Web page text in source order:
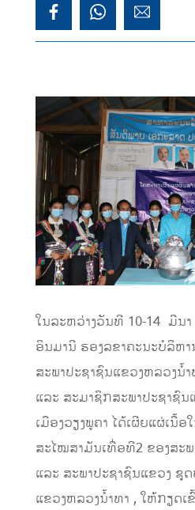
ໃນລະຫວ່າງວັນທີ 10-14 ມີນາ
ອິນມານີ ຮອງລຂາຄະນະບໍລິຫ
ສະພາປະຊາຊົນແຂວງຫລວງນໍ້
ແລະ ສະມາຊິກສະພາປະຊາຊົນ
ເມືອງວຽງພູຄາ ໄດ້ເຜີຍແຜ່ເນື້
ສະໄໝສາມັນເທື່ອທີ2 ຂອງສະ
ແລະ ສະພາປະຊາຊົນແຂວງ ຊຸ
ແຂວງຫລວງນໍ້າທາ , ໃຫ້ກຽດ